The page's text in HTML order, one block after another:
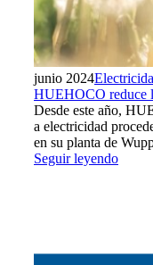
junio 2024
HUEHOCO reduce
Desde este año,
a electricidad
en su planta de
Seguir leyendo